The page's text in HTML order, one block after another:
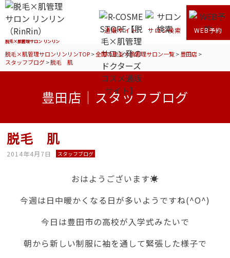
脱毛×肌管理サロン リンリン
通販サイト サロン検索 WEB予約
脱毛×肌管理サロンリンリンTOP>全国の脱毛×肌管理サロン一覧>豊田店>
スタッフブログ>脱毛 肌
豊田店｜スタッフブログ
脱毛 肌
2014年4月7日 スタッフブログ
おはようございます☀
今週は日中暖かくなる日が多いようですね(^O^)
今日は豊田市の高校が入学式みたいで
朝から新しい制服に袖を通して緊張した様子で